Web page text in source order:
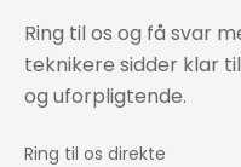
Ring til os og få svar
teknikere sidder klar
og uforpligtende.
Ring til os direkte